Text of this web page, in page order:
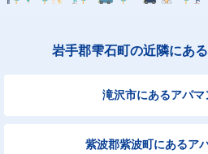
岩手郡雫石町の近隣にあ
滝沢市にあるアパマ
紫波郡紫波町にあるア